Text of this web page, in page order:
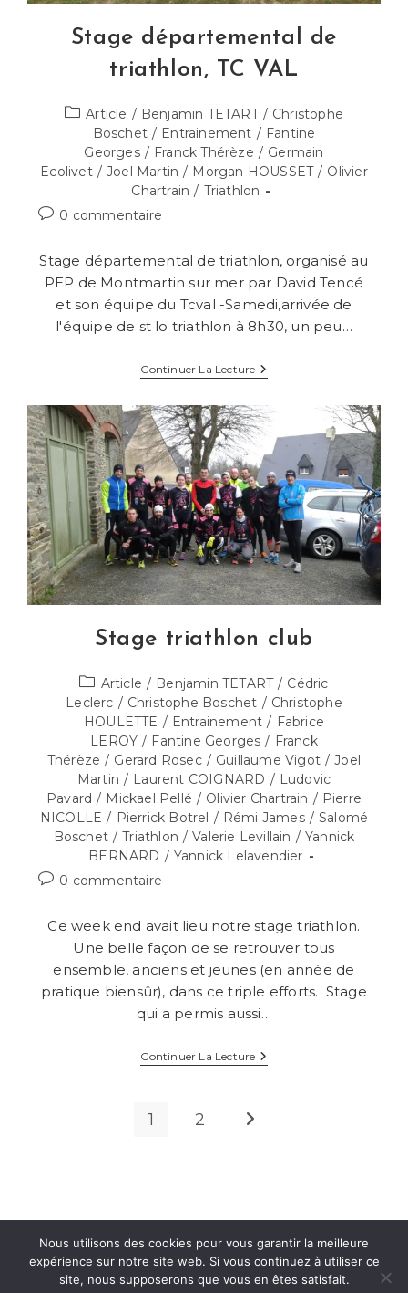
Stage départemental de
triathlon, TC VAL
Post
category:
Article / Benjamin TETART / Christophe
Boschet / Entrainement / Fantine
Georges / Franck Thérèze / Germain
Ecolivet / Joel Martin / Morgan HOUSSET / Olivier
Chartrain / Triathlon
Commentaires
la
publication :
0 commentaire
Stage départemental de triathlon, organisé au
PEP de Montmartin sur mer par David Tencé
et son équipe du Tcval -Samedi,arrivée de
l'équipe de st lo triathlon à 8h30, un peu…
Continuer La LectureStage
Départemental
Triathlon,
TC
VAL
Stage triathlon club
Post
category:
Article / Benjamin TETART / Cédric
Leclerc / Christophe Boschet / Christophe
HOULETTE / Entrainement / Fabrice
LEROY / Fantine Georges / Franck
Thérèze / Gerard Rosec / Guillaume Vigot / Joel
Martin / Laurent COIGNARD / Ludovic
Pavard / Mickael Pellé / Olivier Chartrain / Pierre
NICOLLE / Pierrick Botrel / Rémi James / Salomé
Boschet / Triathlon / Valerie Levillain / Yannick
BERNARD / Yannick Lelavendier
Commentaires
publication :
0 commentaire
Ce week end avait lieu notre stage triathlon.
Une belle façon de se retrouver tous
ensemble, anciens et jeunes (en année de
pratique biensûr), dans ce triple efforts. Stage
qui a permis aussi…
Continuer La LectureStage
Triathlon
1 2 Aller à la page suivante
INSTAGRAM FACEBOOK
Nous utilisons des cookies pour vous garantir la meilleure
expérience sur notre site web. Si vous continuez à utiliser ce
site, nous supposerons que vous en êtes satisfait.